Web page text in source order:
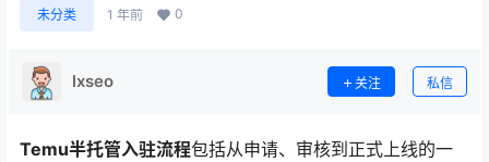
未分类 1 年前 0
lxseo 关注 私信
Temu半托管入驻流程包括从申请、审核到正式上线的一